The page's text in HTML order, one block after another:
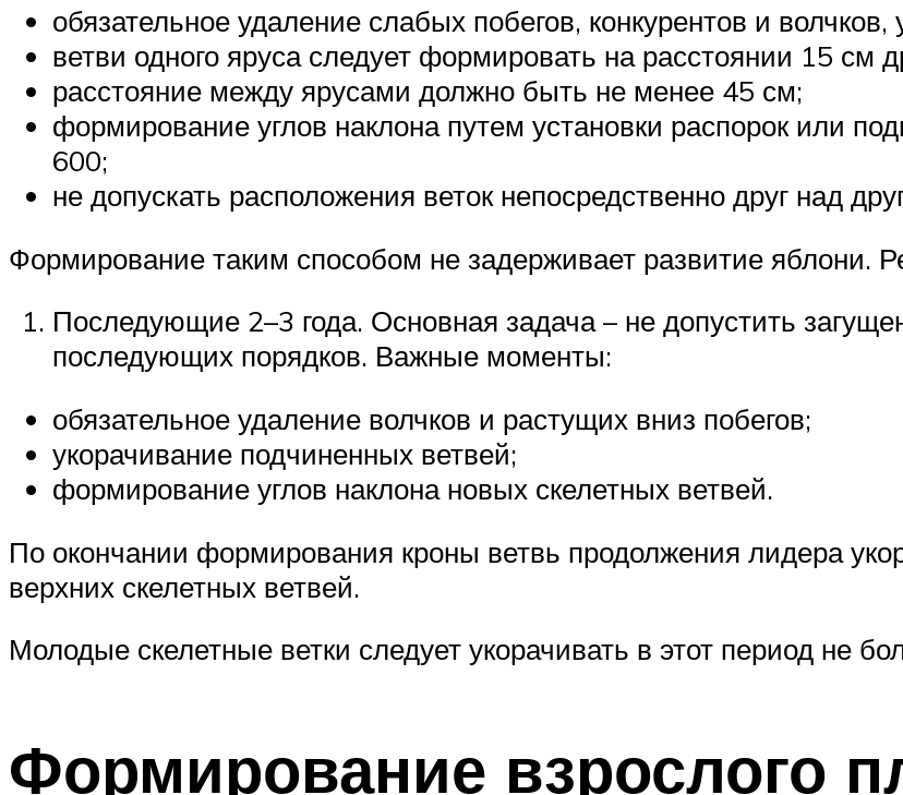
обязательное удаление слабых побегов, конкурентов и волчков,
ветви одного яруса следует формировать на расстоянии 15 см
расстояние между ярусами должно быть не менее 45 см;
формирование углов наклона путем установки распорок или
600;
не допускать расположения веток непосредственно друг над
Формирование таким способом не задерживает развитие яблони.
Последующие 2–3 года. Основная задача – не допустить
последующих порядков. Важные моменты:
обязательное удаление волчков и растущих вниз побегов;
укорачивание подчиненных ветвей;
формирование углов наклона новых скелетных ветвей.
По окончании формирования кроны ветвь продолжения лидера
верхних скелетных ветвей.
Молодые скелетные ветки следует укорачивать в этот период не
Формирование взрослого